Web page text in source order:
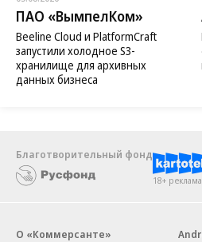
ПАО «ВымпелКом»
Beeline Cloud и PlatformCraft
запустили холодное S3-
хранилище для архивных
данных бизнеса
Благотворительный фонд
18+ реклама
О «Коммерсанте»